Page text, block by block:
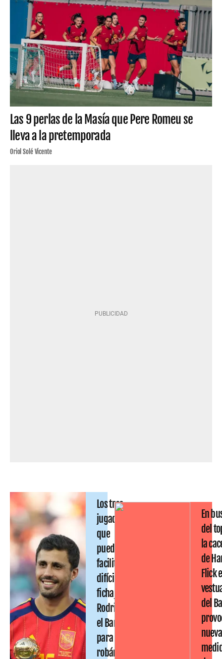
Las 9 perlas de la Masía que Pere Romeu se
lleva a la pretemporada
Oriol Solé Vicente
Los tres
jugadores
que
pueden
facilitar el
difícil
fichaje de
Rodri por
el Barça:
para
robárselo
En
del
la
de
Flick
del